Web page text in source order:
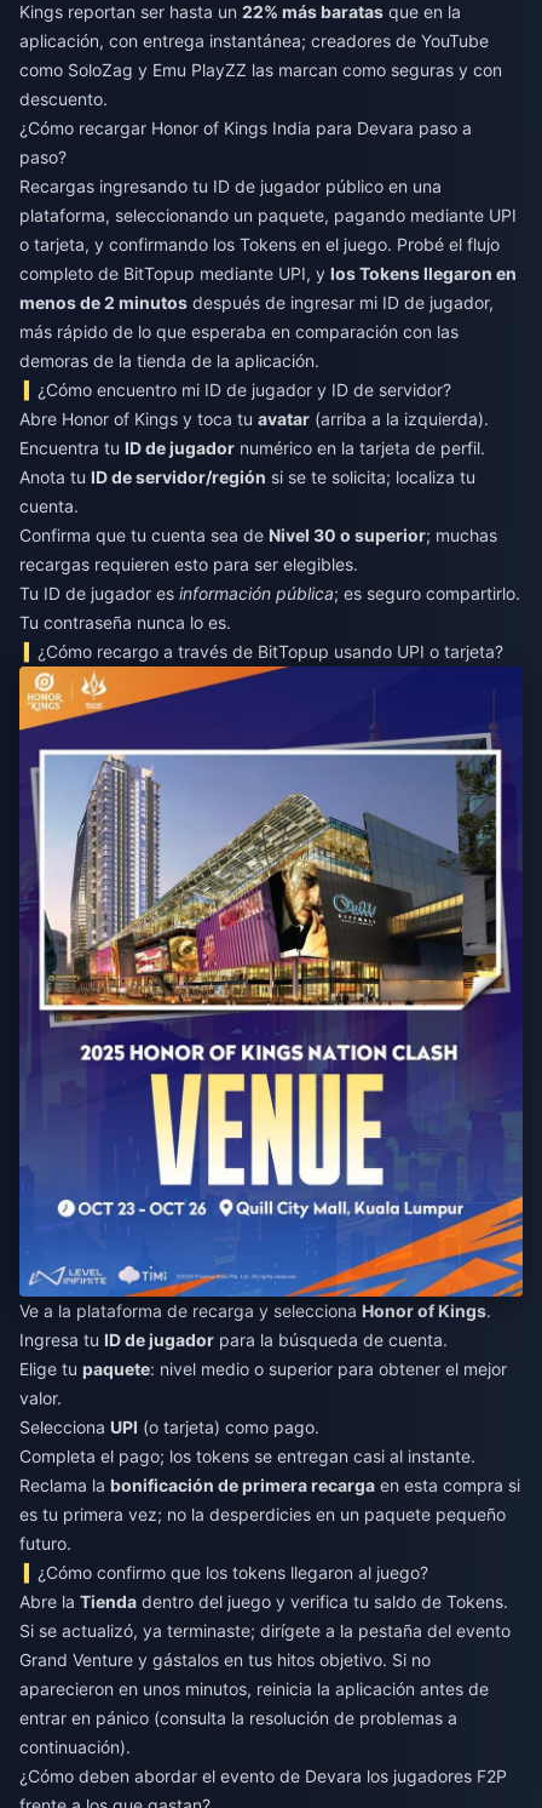
Kings reportan ser hasta un 22% más baratas que en la
aplicación, con entrega instantánea; creadores de YouTube
como SoloZag y Emu PlayZZ las marcan como seguras y con
descuento.
¿Cómo recargar Honor of Kings India para Devara paso a
paso?
Recargas ingresando tu ID de jugador público en una
plataforma, seleccionando un paquete, pagando mediante UPI
o tarjeta, y confirmando los Tokens en el juego. Probé el flujo
completo de BitTopup mediante UPI, y los Tokens llegaron en
menos de 2 minutos después de ingresar mi ID de jugador,
más rápido de lo que esperaba en comparación con las
demoras de la tienda de la aplicación.
¿Cómo encuentro mi ID de jugador y ID de servidor?
Abre Honor of Kings y toca tu avatar (arriba a la izquierda).
Encuentra tu ID de jugador numérico en la tarjeta de perfil.
Anota tu ID de servidor/región si se te solicita; localiza tu
cuenta.
Confirma que tu cuenta sea de Nivel 30 o superior; muchas
recargas requieren esto para ser elegibles.
Tu ID de jugador es información pública; es seguro compartirlo.
Tu contraseña nunca lo es.
¿Cómo recargo a través de BitTopup usando UPI o tarjeta?
Ve a la plataforma de recarga y selecciona Honor of Kings.
Ingresa tu ID de jugador para la búsqueda de cuenta.
Elige tu paquete: nivel medio o superior para obtener el mejor
valor.
Selecciona UPI (o tarjeta) como pago.
Completa el pago; los tokens se entregan casi al instante.
Reclama la bonificación de primera recarga en esta compra si
es tu primera vez; no la desperdicies en un paquete pequeño
futuro.
¿Cómo confirmo que los tokens llegaron al juego?
Abre la Tienda dentro del juego y verifica tu saldo de Tokens.
Si se actualizó, ya terminaste; dirígete a la pestaña del evento
Grand Venture y gástalos en tus hitos objetivo. Si no
aparecieron en unos minutos, reinicia la aplicación antes de
entrar en pánico (consulta la resolución de problemas a
continuación).
¿Cómo deben abordar el evento de Devara los jugadores F2P